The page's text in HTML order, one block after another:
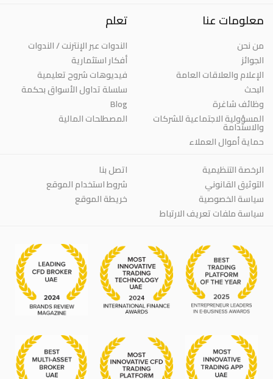
معلومات عنا
من نحن
الجوائز
الإعلام والعلاقات العامة
البحث
وظائف شاغرة
المسؤولية الاجتماعية للشركات
والاستدامة
حماية أموال العملاء
تعلم
الندوات عبر الإنترنت / الندوات
أفكار استثمارية
فيديوهات شروح تعليمية
سلسلة تداول الأسواق بحكمة
Blog
المصطلحات المالية
الرخصة التنظيمية
التوثيق القانوني
سياسة الخصوصية
سياسة ملفات تعريف الارتباط
اتصل بنا
شروط استخدام الموقع
خريطة الموقع